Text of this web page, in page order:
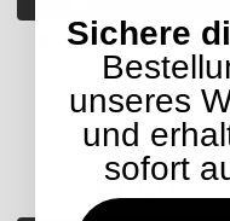
Lieferzeit: ca. 14
H.O.C.K. Lou Hocker Cube
45x45x45cm rost terra
116,99 €
Sichere
unseres
und
sofort